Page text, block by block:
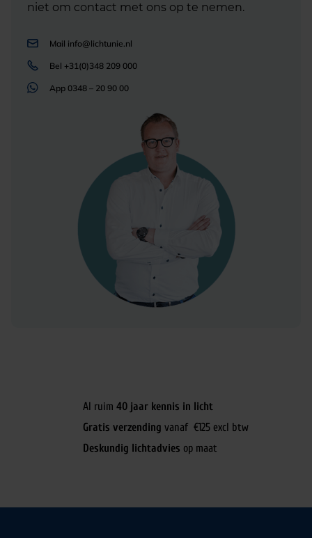
niet om contact met ons op te nemen.
Mail info@lichtunie.nl
Bel +31(0)348 209 000
App 0348 – 20 90 00
Al ruim 40 jaar kennis in licht
Gratis verzending vanaf €125 excl btw
Deskundig lichtadvies op maat